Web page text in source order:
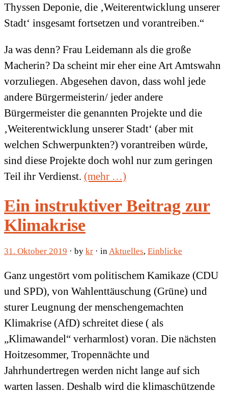
Thyssen Deponie, die ‚Weiterentwicklung unserer
Stadt‘ insgesamt fortsetzen und vorantreiben.“
Ja was denn? Frau Leidemann als die große
Macherin? Da scheint mir eher eine Art Amtswahn
vorzuliegen. Abgesehen davon, dass wohl jede
andere Bürgermeisterin/ jeder andere
Bürgermeister die genannten Projekte und die
‚Weiterentwicklung unserer Stadt‘ (aber mit
welchen Schwerpunkten?) vorantreiben würde,
sind diese Projekte doch wohl nur zum geringen
Teil ihr Verdienst. (mehr …)
Ein instruktiver Beitrag zur
Klimakrise
31. Oktober 2019 · by kr · inAktuelles, Einblicke
Ganz ungestört vom politischem Kamikaze (CDU
und SPD), von Wahlenttäuschung (Grüne) und
sturer Leugnung der menschengemachten
Klimakrise (AfD) schreitet diese ( als
„Klimawandel“ verharmlost) voran. Die nächsten
Hoitzesommer, Tropennächte und
Jahrhundertregen werden nicht lange auf sich
warten lassen. Deshalb wird die klimaschützende